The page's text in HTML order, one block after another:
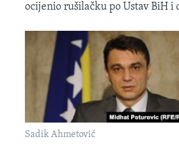
ocijenio rušilačku po Ustav BiH i
Sadik Ahmetović